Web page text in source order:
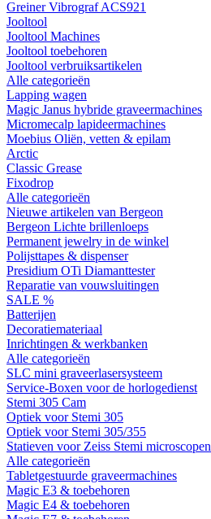
Greiner Vibrograf ACS921
Jooltool
Jooltool Machines
Jooltool toebehoren
Jooltool verbruiksartikelen
Alle categorieën
Lapping wagen
Magic Janus hybride graveermachines
Micromecalp lapideermachines
Moebius Oliën, vetten & epilam
Arctic
Classic Grease
Fixodrop
Alle categorieën
Nieuwe artikelen van Bergeon
Bergeon Lichte brillenloeps
Permanent jewelry in de winkel
Polijsttapes & dispenser
Presidium OTi Diamanttester
Reparatie van vouwsluitingen
SALE %
Batterijen
Decoratiemateriaal
Inrichtingen & werkbanken
Alle categorieën
SLC mini graveerlasersysteem
Service-Boxen voor de horlogedienst
Stemi 305 Cam
Optiek voor Stemi 305
Optiek voor Stemi 305/355
Statieven voor Zeiss Stemi microscopen
Alle categorieën
Tabletgestuurde graveermachines
Magic E3 & toebehoren
Magic E4 & toebehoren